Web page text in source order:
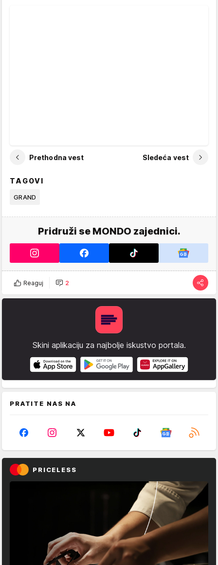
Prethodna vest Sledeća vest
TAGOVI
GRAND
Pridruži se MONDO zajednici.
Reaguj 2
Skini aplikaciju za najbolje iskustvo portala.
PRATITE NAS NA
PRICELESS